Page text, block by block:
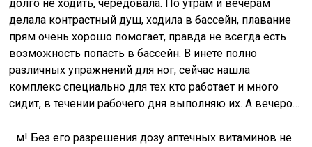
долго не ходить, чередовала. По утрам и вечерам
делала контрастный душ, ходила в бассейн, плавание
прям очень хорошо помогает, правда не всегда есть
возможность попасть в бассейн. В инете полно
различных упражнений для ног, сейчас нашла
комплекс специально для тех кто работает и много
сидит, в течении рабочего дня выполняю их. А вечеро…
…м! Без его разрешения дозу аптечных витаминов не